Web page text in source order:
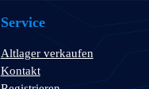
Service
Altlager verkaufen
Kontakt